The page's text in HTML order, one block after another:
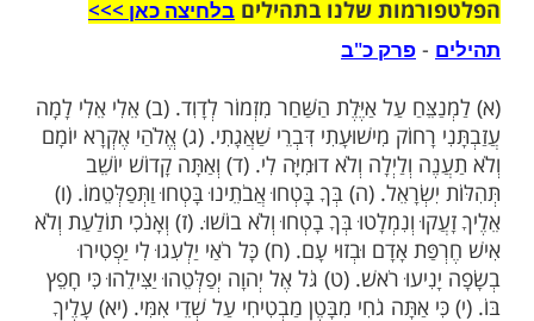
עוד תוכן חדש ומפתיע! התחברו לכל
שלנו בתהיליםבלחיצה כאן >>>​
פרק כ"ב